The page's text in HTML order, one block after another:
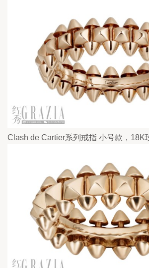
Clash de Cartier系列戒指 小号款，18K